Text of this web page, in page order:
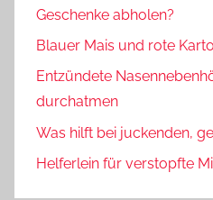
Geschenke abholen?
Blauer Mais und rote
Entzündete
durchatmen
Was hilft bei juckenden,
Helferlein für verstopfte